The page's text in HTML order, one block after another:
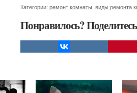
Категории: ремонт комнаты виды ремонта
Понравилось?